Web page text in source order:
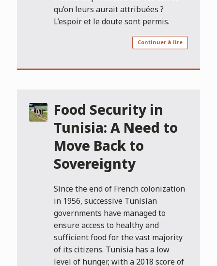
qu’on leurs aurait attribuées ?
L’espoir et le doute sont permis.
Continuer à lire
Food Security in
Tunisia: A Need to
Move Back to
Sovereignty
Since the end of French colonization
in 1956, successive Tunisian
governments have managed to
ensure access to healthy and
sufficient food for the vast majority
of its citizens. Tunisia has a low
level of hunger, with a 2018 score of